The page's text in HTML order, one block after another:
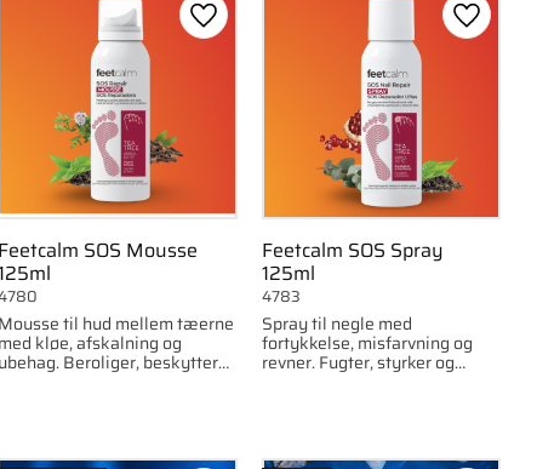
favorit
Feetcalm SOS Mousse
Mousse til hud mellem tæerne
med kløe, afskalning og
ubehag. Beroliger, beskytter
Gem som favorit
Feetcalm SOS Spray
125ml
Spray til negle med
fortykkelse, misfarvning og
revner. Fugter, styrker og
4783
Gem